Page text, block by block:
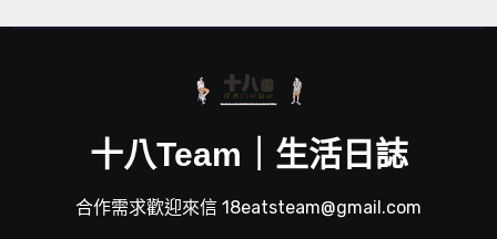
十八Team｜生活日誌
合作需求歡迎來信 18eatsteam@gmail.com